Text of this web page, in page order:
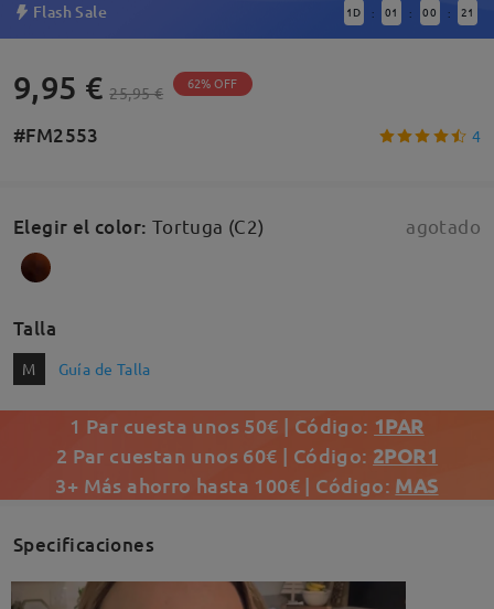
Flash Sale 1 D : 01 : 00 : 20
9,95 € 25,95 € 62% OFF
#FM2553 4
Elegir el color: Tortuga (C2) agotado
Talla
M Guía de Talla
1 Par cuesta unos 50€ | Código: 1PAR
2 Par cuestan unos 60€ | Código: 2POR1
3+ Más ahorro hasta 100€ | Código: MAS
Specificaciones